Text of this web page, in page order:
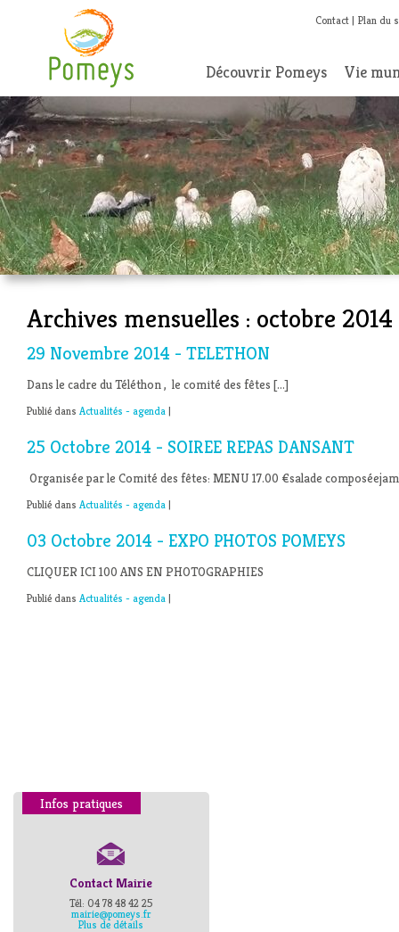
Contact Plan du
Découvrir Pomeys Vie
Archives mensuelles : octobre 2014
29 Novembre 2014 - TELETHON
Dans le cadre du Téléthon , le comité des fêtes […]
Publié dans Actualités - agenda |
25 Octobre 2014 - SOIREE REPAS DANSANT
Organisée par le Comité des fêtes: MENU 17.00 €salade
Publié dans Actualités - agenda |
03 Octobre 2014 - EXPO PHOTOS POMEYS
CLIQUER ICI 100 ANS EN PHOTOGRAPHIES
Publié dans Actualités - agenda |
Infos pratiques
Contact Mairie
Tél: 04 78 48 42 25
mairie@pomeys.fr
Plus de détails